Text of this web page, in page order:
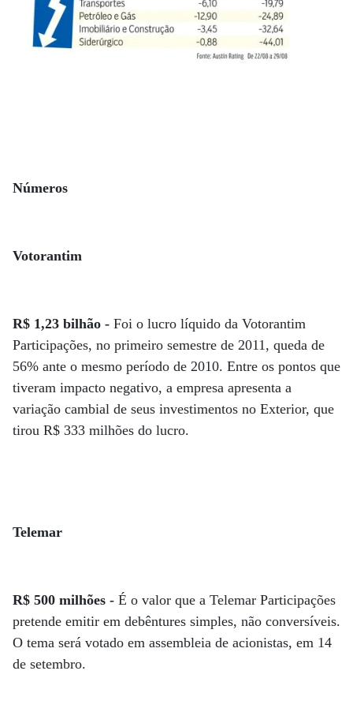
Números
Votorantim
R$ 1,23 bilhão - Foi o lucro líquido da Votorantim
Participações, no primeiro semestre de 2011, queda de
56% ante o mesmo período de 2010. Entre os pontos que
tiveram impacto negativo, a empresa apresenta a
variação cambial de seus investimentos no Exterior, que
tirou R$ 333 milhões do lucro.
Telemar
R$ 500 milhões - É o valor que a Telemar Participações
pretende emitir em debêntures simples, não conversíveis.
O tema será votado em assembleia de acionistas, em 14
de setembro.